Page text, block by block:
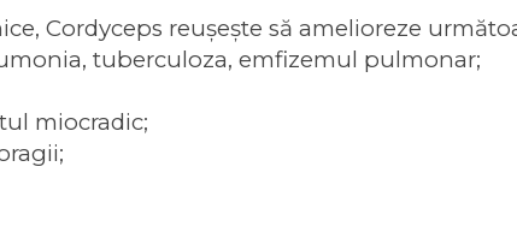
Cordyceps reușește să amelioreze
tuberculoza, emfizemul pulmonar;
miocradic;